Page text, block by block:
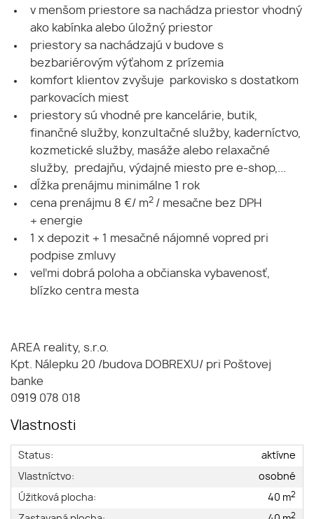
v menšom priestore sa nachádza priestor vhodný
ako kabínka alebo úložný priestor
priestory sa nachádzajú v budove s
bezbariérovým výťahom z prízemia
komfort klientov zvyšuje parkovisko s dostatkom
parkovacích miest
priestory sú vhodné pre kancelárie, butik,
finančné služby, konzultačné služby, kaderníctvo,
kozmetické služby, masáže alebo relaxačné
služby, predajňu, výdajné miesto pre e-shop,...
dĺžka prenájmu minimálne 1 rok
cena prenájmu 8 €/ m2 / mesačne bez DPH
+ energie
1 x depozit + 1 mesačné nájomné vopred pri
podpise zmluvy
veľmi dobrá poloha a občianska vybavenosť,
blízko centra mesta
AREA reality, s.r.o.
Kpt. Nálepku 20 /budova DOBREXU/ pri Poštovej
banke
0919 078 018
Vlastnosti
Status:
aktívne
Vlastníctvo:
osobné
Úžitková plocha:
40 m2
2